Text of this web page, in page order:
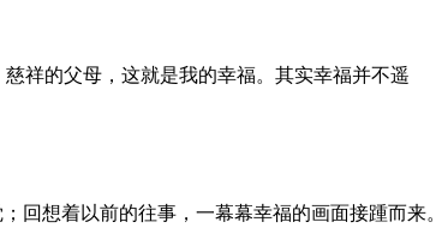
祥的父母，这就是我的幸福。其实幸福并不遥
回想着以前的往事，一幕幕幸福的画面接踵而来。